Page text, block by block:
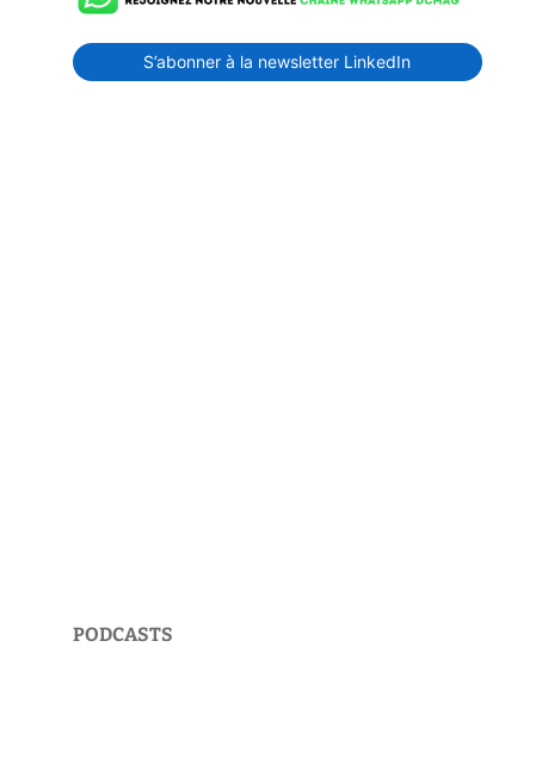
S’abonner à la newsletter LinkedIn
PODCASTS